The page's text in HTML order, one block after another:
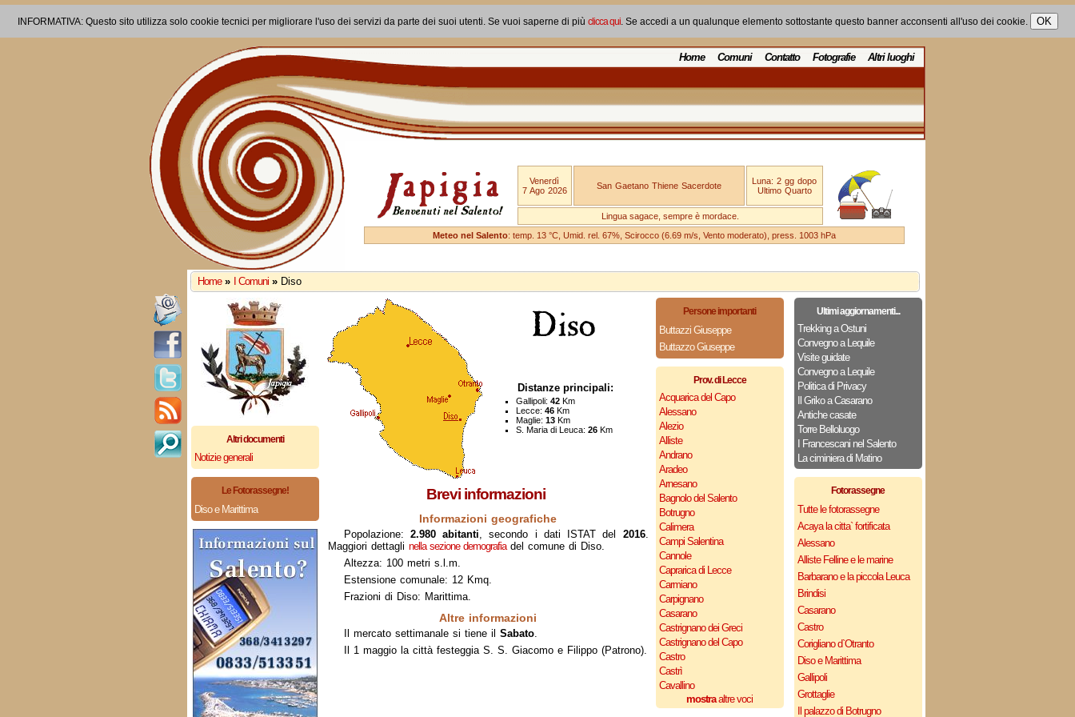
INFORMATIVA: Questo sito utilizza solo cookie tecnici per migliorare l'uso dei servizi da parte dei suoi utenti. Se vuoi saperne di più clicca qui. Se accedi a un qualunque elemento sottostante questo banner acconsenti all'uso dei cookie.
Home Comuni Contatto Fotografie Altri luoghi
Venerdì
7 Ago 2026
San Gaetano Thiene Sacerdote
Luna: 2 gg dopo
Ultimo Quarto
Lingua sagace, sempre è mordace.
Meteo nel Salento: temp. 13 °C, Umid. rel. 67%, Scirocco (6.69 m/s, Vento moderato), press. 1003 hPa
Home » I Comuni » Diso
Altri documenti
Notizie generali
Le Fotorassegne!
Diso e Marittima
Persone importanti
Buttazzi Giuseppe
Buttazzo Giuseppe
Prov. di Lecce
Acquarica del Capo
Alessano
Alezio
Alliste
Andrano
Aradeo
Arnesano
Bagnolo del Salento
Botrugno
Calimera
Campi Salentina
Cannole
Caprarica di Lecce
Carmiano
Carpignano
Casarano
Castrignano dei Greci
Castrignano del Capo
Castro
Castrì
Cavallino
mostraaltre voci
Distanze principali:
Gallipoli: 42Km
Lecce: 46Km
Maglie: 13Km
S. Maria di Leuca: 26Km
Brevi informazioni
Informazioni geografiche
Popolazione: 2.980 abitanti, secondo i dati ISTAT del 2016.
Maggiori dettagli nella sezione demografiadel comune di Diso.
Altezza: 100 metri s.l.m.
Estensione comunale: 12 Kmq.
Frazioni di Diso: Marittima.
Altre informazioni
Il mercato settimanale si tiene il Sabato.
Il 1 maggio la città festeggia S. S. Giacomo e Filippo (Patrono).
Ultimi aggiornamenti...
Trekking a Ostuni
Convegno a Lequile
Visite guidate
Convegno a Lequile
Politica di Privacy
Il Griko a Casarano
Antiche casate
Torre Belloluogo
I Francescani nel Salento
La ciminiera di Matino
Fotorassegne
Tutte le fotorassegne
Acaya la citta` fortificata
Alessano
Alliste Felline e le marine
Barbarano e la piccola Leuca
Brindisi
Casarano
Castro
Corigliano d`Otranto
Diso e Marittima
Gallipoli
Grottaglie
Il palazzo di Botrugno